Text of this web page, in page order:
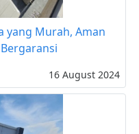
yang Murah, Aman
16 August 2024